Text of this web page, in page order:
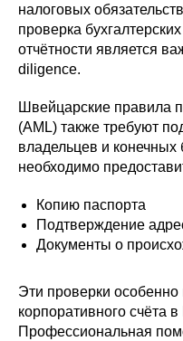
налоговых
проверка
отчётности является
diligence.
Швейцарские правила
(AML) также требуют
владельцев и
необходимо
Копию паспорта
Подтверждение
Документы о
Эти проверки
корпоративного счёта
Профессиональная